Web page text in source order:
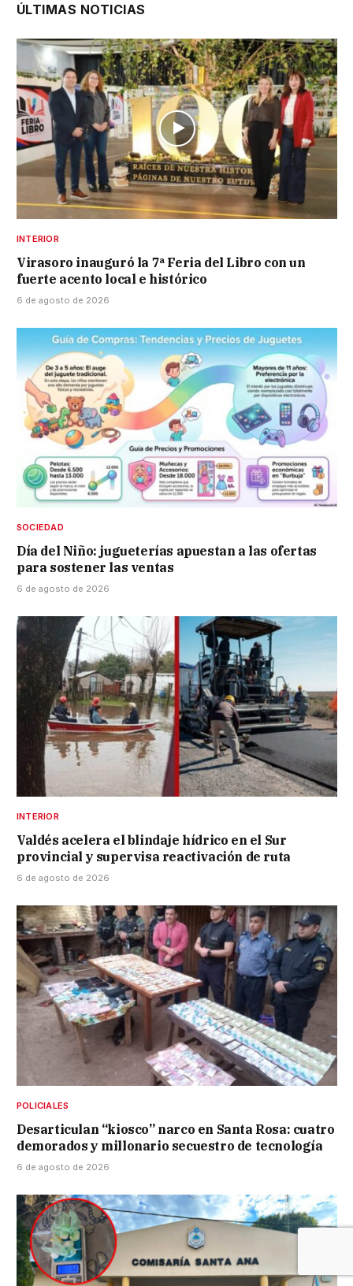
ÚLTIMAS NOTICIAS
INTERIOR
Virasoro inauguró la 7ª Feria del Libro con un
fuerte acento local e histórico
6 de agosto de 2026
SOCIEDAD
Día del Niño: jugueterías apuestan a las ofertas
para sostener las ventas
6 de agosto de 2026
INTERIOR
Valdés acelera el blindaje hídrico en el Sur
provincial y supervisa reactivación de ruta
6 de agosto de 2026
POLICIALES
Desarticulan “kiosco” narco en Santa Rosa: cuatro
demorados y millonario secuestro de tecnología
6 de agosto de 2026